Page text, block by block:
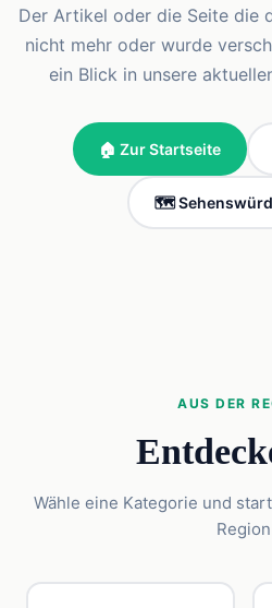
Der Artikel oder die Seite die
nicht mehr oder wurde
ein Blick in unsere
🏠 Zur Startseite
🗺️
AUS DER
Wähle eine Kategorie und
Region